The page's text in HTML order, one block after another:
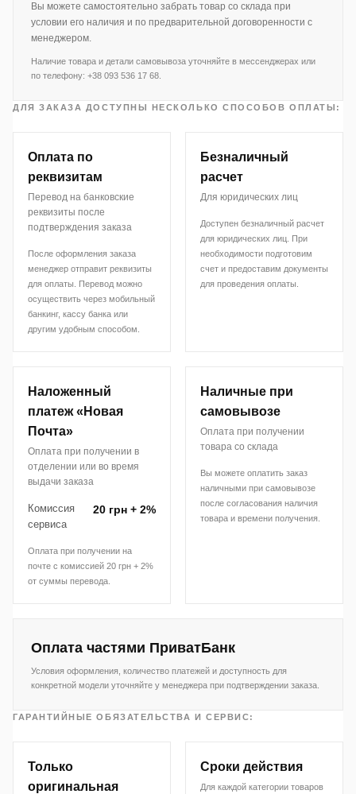
Вы можете самостоятельно забрать товар со склада при
условии его наличия и по предварительной договоренности с
менеджером.
Наличие товара и детали самовывоза уточняйте в мессенджерах или
по телефону: +38 093 536 17 68.
ДЛЯ ЗАКАЗА ДОСТУПНЫ НЕСКОЛЬКО СПОСОБОВ ОПЛАТЫ:
Оплата по
реквизитам
Перевод на банковские
реквизиты после
подтверждения заказа
После оформления заказа
менеджер отправит реквизиты
для оплаты. Перевод можно
осуществить через мобильный
банкинг, кассу банка или
другим удобным способом.
Безналичный
расчет
Для юридических лиц
Доступен безналичный расчет
для юридических лиц. При
необходимости подготовим
счет и предоставим документы
для проведения оплаты.
Наложенный
платеж «Новая
Почта»
Оплата при получении в
отделении или во время
выдачи заказа
Комиссия
сервиса
20 грн + 2%
Оплата при получении на
почте с комиссией 20 грн + 2%
от суммы перевода.
Наличные при
самовывозе
Оплата при получении
товара со склада
Вы можете оплатить заказ
наличными при самовывозе
после согласования наличия
товара и времени получения.
Оплата частями ПриватБанк
Условия оформления, количество платежей и доступность для
конкретной модели уточняйте у менеджера при подтверждении заказа.
ГАРАНТИЙНЫЕ ОБЯЗАТЕЛЬСТВА И СЕРВИС:
Только
оригинальная
Сроки действия
Для каждой категории товаров